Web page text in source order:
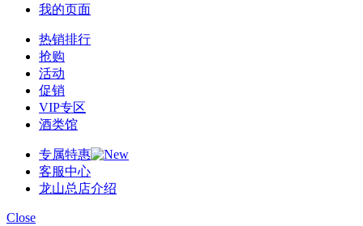
我的页面
热销排行
抢购
活动
促销
VIP专区
酒类馆
专属特惠
客服中心
龙山总店介绍
Close